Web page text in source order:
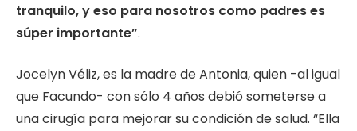
tranquilo, y eso para nosotros como padres es
súper importante”.
Jocelyn Véliz, es la madre de Antonia, quien -al igual
que Facundo- con sólo 4 años debió someterse a
una cirugía para mejorar su condición de salud. “Ella